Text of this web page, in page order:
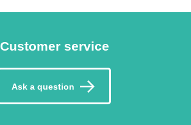
Customer service
Ask a question